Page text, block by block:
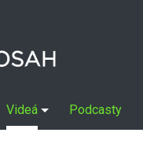
Videá Podcasty